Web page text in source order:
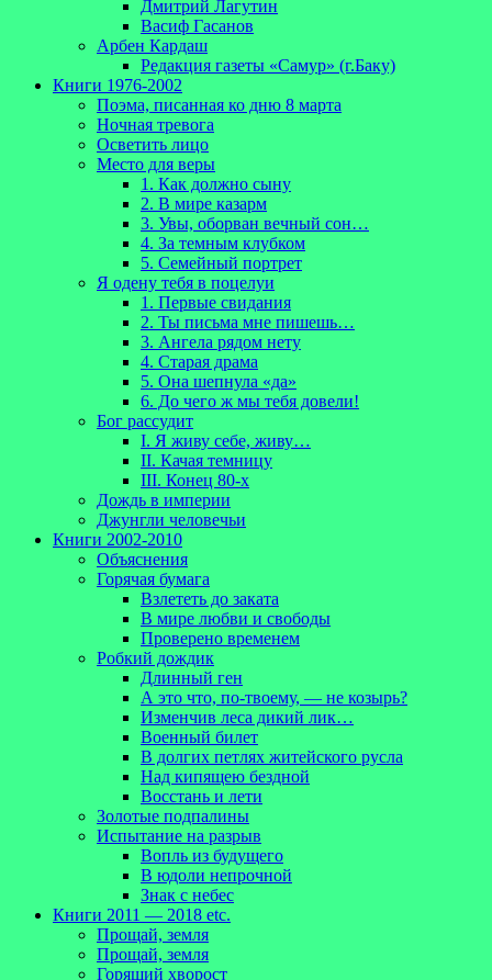
Дмитрий Лагутин
Васиф Гасанов
Арбен Кардаш
Редакция газеты «Самур» (г.Баку)
Книги 1976-2002
Поэма, писанная ко дню 8 марта
Ночная тревога
Осветить лицо
Место для веры
1. Как должно сыну
2. В мире казарм
3. Увы, оборван вечный сон…
4. За темным клубком
5. Семейный портрет
Я одену тебя в поцелуи
1. Первые свидания
2. Ты письма мне пишешь…
3. Ангела рядом нету
4. Старая драма
5. Она шепнула «да»
6. До чего ж мы тебя довели!
Бог рассудит
I. Я живу себе, живу…
II. Качая темницу
III. Конец 80-х
Дождь в империи
Джунгли человечьи
Книги 2002-2010
Объяснения
Горячая бумага
Взлететь до заката
В мире любви и свободы
Проверено временем
Робкий дождик
Длинный ген
А это что, по-твоему, — не козырь?
Изменчив леса дикий лик…
Военный билет
В долгих петлях житейского русла
Над кипящею бездной
Восстань и лети
Золотые подпалины
Испытание на разрыв
Вопль из будущего
В юдоли непрочной
Знак с небес
Книги 2011 — 2018 etc.
Прощай, земля
Прощай, земля
Горящий хворост